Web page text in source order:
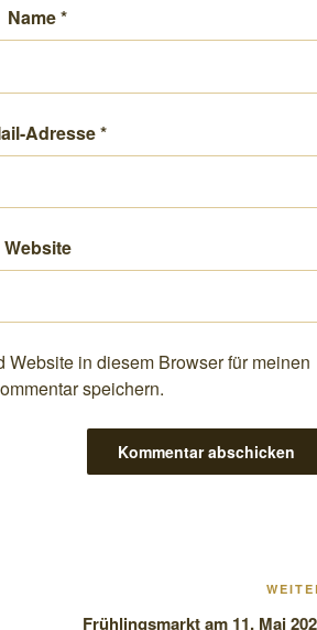
Name*
Adresse*
Website
Website in diesem Browser für meinen
speichern.
Frühlingsmarkt am 11. Mai